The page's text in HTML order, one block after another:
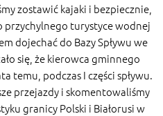
zostawić kajaki i bezpiecznie,
turystyce wodnej
dojechać do Bazy Spływu we
się, że kierowca gminnego
temu, podczas I części spływu.
przejazdy i skomentowaliśmy
granicy Polski i Białorusi w